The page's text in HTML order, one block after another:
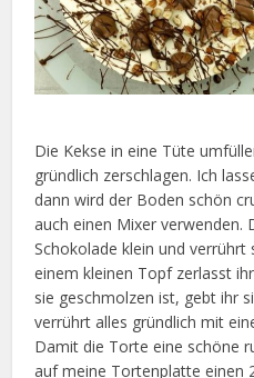
Die Kekse in eine Tüte
gründlich zerschlagen. Ich
dann wird der Boden schön
auch einen Mixer verwenden.
Schokolade klein und verrührt
einem kleinen Topf zerlasst
sie geschmolzen ist, gebt ihr
verrührt alles gründlich mit
Damit die Torte eine schöne
auf meine Tortenplatte einen